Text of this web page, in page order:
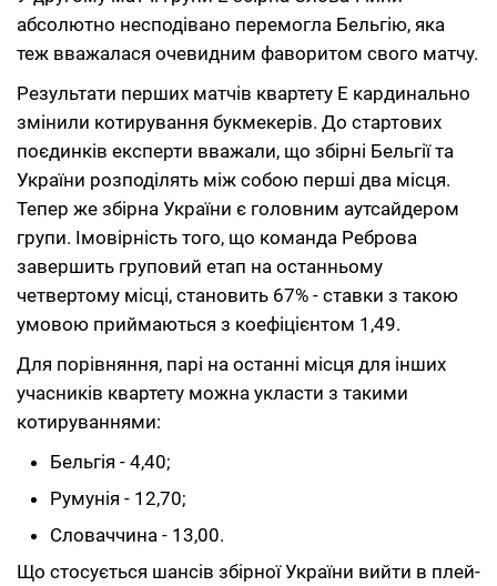
абсолютно несподівано перемогла Бельгію, яка
теж вважалася очевидним фаворитом свого матчу.
Результати перших матчів квартету E кардинально
змінили котирування букмекерів. До стартових
поєдинків експерти вважали, що збірні Бельгії та
України розподілять між собою перші два місця.
Тепер же збірна України є головним аутсайдером
групи. Імовірність того, що команда Реброва
завершить груповий етап на останньому
четвертому місці, становить 67% - ставки з такою
умовою приймаються з коефіцієнтом 1,49.
Для порівняння, парі на останні місця для інших
учасників квартету можна укласти з такими
котируваннями:
Бельгія - 4,40;
Румунія - 12,70;
Словаччина - 13,00.
Що стосується шансів збірної України вийти в плей-